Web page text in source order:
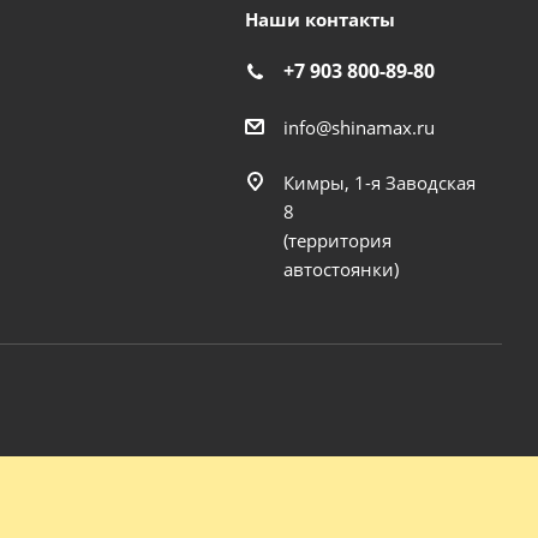
Наши контакты
+7 903 800-89-80
info@shinamax.ru
Кимры, 1-я Заводская
8
(территория
автостоянки)